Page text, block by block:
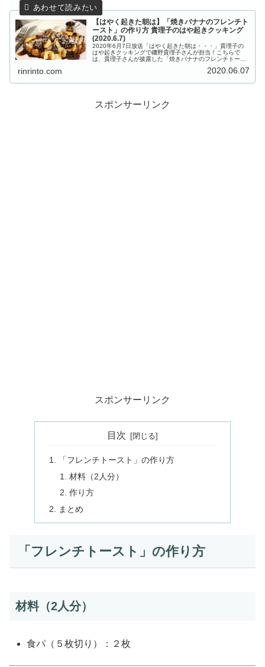
【はやく起きた朝は】「焼きバナナのフレンチト
ースト」の作り方 貴理子のはや起きクッキング
(2020.6.7)
2020年6月7日放送「はやく起きた朝は・・・」貴理子の
はや起きクッキングで磯野貴理子さんが担当！こちらで
は、貴理子さんが披露した「焼きバナナのフレンチトース
rinrinto.com 2020.06.07
スポンサーリンク
スポンサーリンク
目次
「フレンチトースト」の作り方
材料（2人分）
作り方
まとめ
「フレンチトースト」の作り方
材料（2人分）
食パ（５枚切り）：２枚